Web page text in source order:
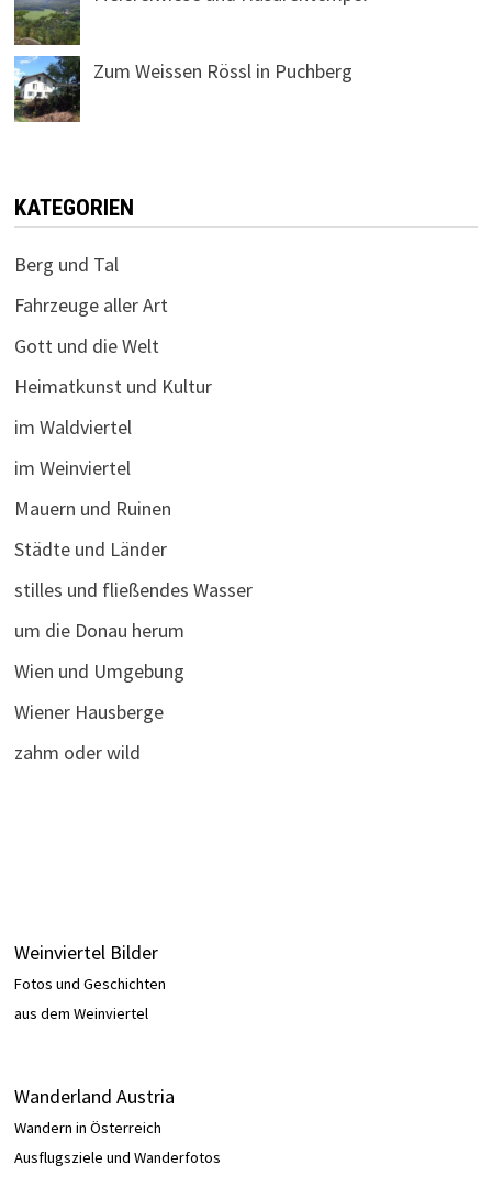
Zum Weissen Rössl in Puchberg
KATEGORIEN
Berg und Tal
Fahrzeuge aller Art
Gott und die Welt
Heimatkunst und Kultur
im Waldviertel
im Weinviertel
Mauern und Ruinen
Städte und Länder
stilles und fließendes Wasser
um die Donau herum
Wien und Umgebung
Wiener Hausberge
zahm oder wild
Weinviertel Bilder
Fotos und Geschichten
aus dem Weinviertel
Wanderland Austria
Wandern in Österreich
Ausflugsziele und Wanderfotos